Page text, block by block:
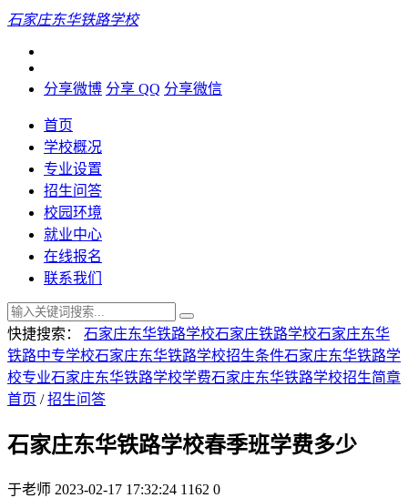
石家庄东华铁路学校
分享微博 分享 QQ 分享微信
首页
学校概况
专业设置
招生问答
校园环境
就业中心
在线报名
联系我们
快捷搜索： 石家庄东华铁路学校石家庄铁路学校石家庄东华
铁路中专学校石家庄东华铁路学校招生条件石家庄东华铁路学
校专业石家庄东华铁路学校学费石家庄东华铁路学校招生简章
首页 /招生问答
石家庄东华铁路学校春季班学费多少
于老师 2023-02-17 17:32:24 1162 0